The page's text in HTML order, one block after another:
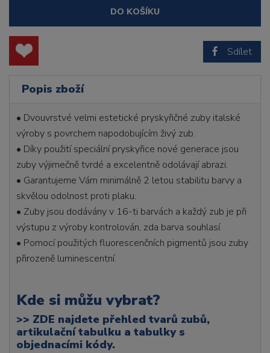
DO KOŠÍKU
Sdílet
Popis zboží
• Dvouvrstvé velmi estetické pryskyřičné zuby italské
výroby s povrchem napodobujícím živý zub.
• Díky použití speciální pryskyřice nové generace jsou
zuby výjimečně tvrdé a excelentně odolávají abrazi.
• Garantujeme Vám minimálně 2 letou stabilitu barvy a
skvělou odolnost proti plaku.
• Zuby jsou dodávány v 16-ti barvách a každý zub je při
výstupu z výroby kontrolován, zda barva souhlasí.
• Pomocí použitých fluorescenčních pigmentů jsou zuby
přirozeně luminescentní.
Kde si můžu vybrat?
>> ZDE najdete přehled tvarů zubů,
artikulační tabulku a tabulky s
objednacími kódy.